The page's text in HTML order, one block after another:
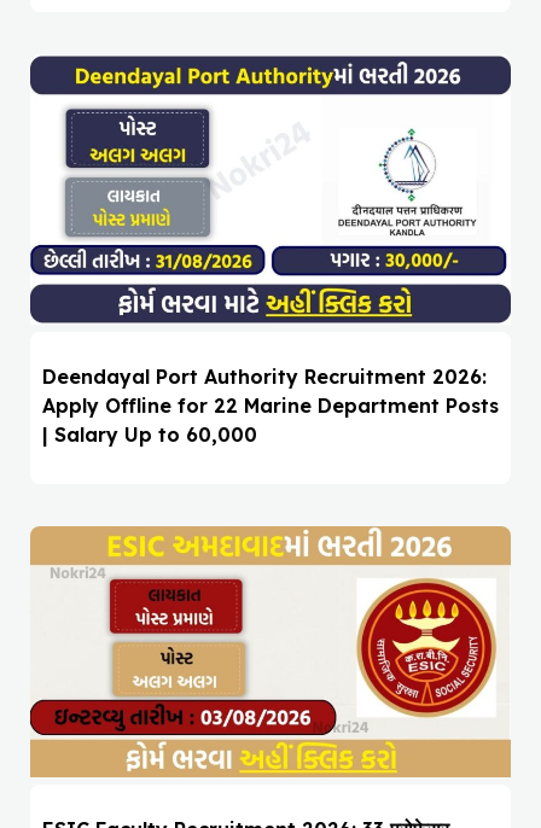
Deendayal Port Authority Recruitment 2026:
Apply Offline for 22 Marine Department Posts
| Salary Up to ₹60,000